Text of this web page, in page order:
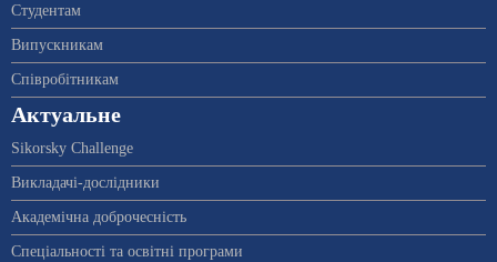
Студентам
Випускникам
Співробітникам
Актуальне
Sikorsky Challenge
Викладачі-дослідники
Академічна доброчесність
Спеціальності та освітні програми